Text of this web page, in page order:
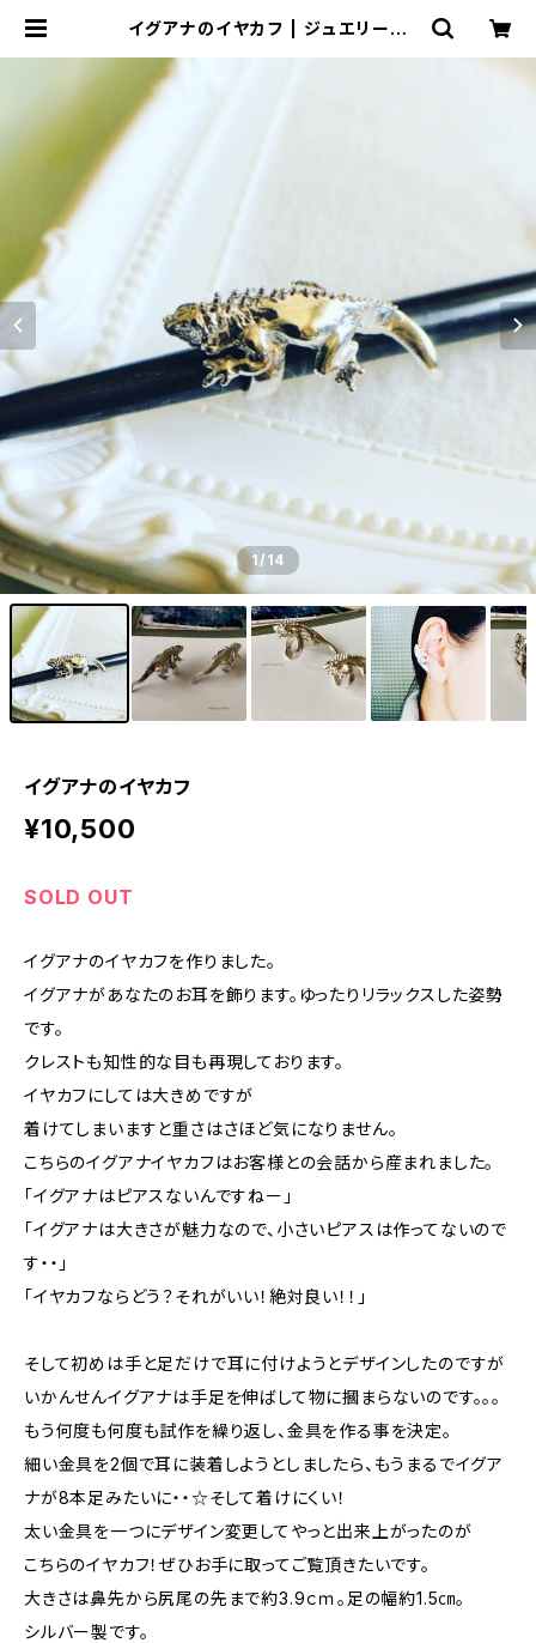
イグアナのイヤカフ | ジュエリー工
1/14
イグアナのイヤカフ
¥10,500
SOLD OUT
イグアナのイヤカフを作りました。
イグアナがあなたのお耳を飾ります。ゆったりリラックスした姿勢
です。
クレストも知性的な目も再現しております。
イヤカフにしては大きめですが
着けてしまいますと重さはさほど気になりません。
こちらのイグアナイヤカフはお客様との会話から産まれました。
「イグアナはピアスないんですねー」
「イグアナは大きさが魅力なので、小さいピアスは作ってないので
す・・」
「イヤカフならどう？それがいい！絶対良い！！」
そして初めは手と足だけで耳に付けようとデザインしたのですが
いかんせんイグアナは手足を伸ばして物に摑まらないのです。。。
もう何度も何度も試作を繰り返し、金具を作る事を決定。
細い金具を2個で耳に装着しようとしましたら、もうまるでイグア
ナが8本足みたいに・・☆そして着けにくい！
太い金具を一つにデザイン変更してやっと出来上がったのが
こちらのイヤカフ！ぜひお手に取ってご覧頂きたいです。
大きさは鼻先から尻尾の先まで約3.9ｃｍ。足の幅約1.5㎝。
シルバー製です。